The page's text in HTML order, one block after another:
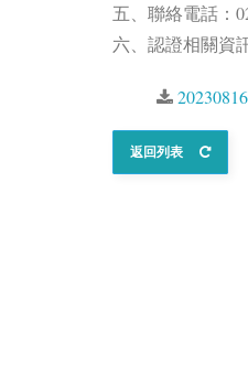
五、聯絡電話：
六、認證相關資
返回列表